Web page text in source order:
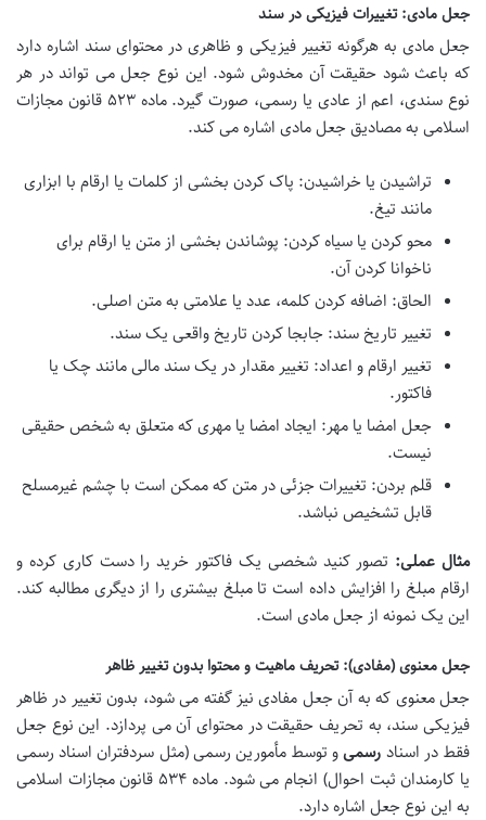
جعل مادی: تغییرات فیزیکی در سند
جعل مادی به هرگونه تغییر فیزیکی و ظاهری در محتوای سند اشاره دارد
که باعث شود حقیقت آن مخدوش شود. این نوع جعل می تواند در هر
نوع سندی، اعم از عادی یا رسمی، صورت گیرد. ماده ۵۲۳ قانون مجازات
اسلامی به مصادیق جعل مادی اشاره می کند.
تراشیدن یا خراشیدن: پاک کردن بخشی از کلمات یا ارقام با ابزاری
مانند تیغ.
محو کردن یا سیاه کردن: پوشاندن بخشی از متن یا ارقام برای
ناخوانا کردن آن.
الحاق: اضافه کردن کلمه، عدد یا علامتی به متن اصلی.
تغییر تاریخ سند: جابجا کردن تاریخ واقعی یک سند.
تغییر ارقام و اعداد: تغییر مقدار در یک سند مالی مانند چک یا
فاکتور.
جعل امضا یا مهر: ایجاد امضا یا مهری که متعلق به شخص حقیقی
نیست.
قلم بردن: تغییرات جزئی در متن که ممکن است با چشم غیرمسلح
قابل تشخیص نباشد.
مثال عملی: تصور کنید شخصی یک فاکتور خرید را دست کاری کرده و
ارقام مبلغ را افزایش داده است تا مبلغ بیشتری را از دیگری مطالبه کند.
این یک نمونه از جعل مادی است.
جعل معنوی (مفادی): تحریف ماهیت و محتوا بدون تغییر ظاهر
جعل معنوی که به آن جعل مفادی نیز گفته می شود، بدون تغییر در ظاهر
فیزیکی سند، به تحریف حقیقت در محتوای آن می پردازد. این نوع جعل
فقط در اسناد رسمیو توسط مأمورین رسمی (مثل سردفتران اسناد رسمی
یا کارمندان ثبت احوال) انجام می شود. ماده ۵۳۴ قانون مجازات اسلامی
به این نوع جعل اشاره دارد.